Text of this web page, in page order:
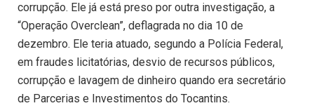
corrupção. Ele já está preso por outra investigação, a
“Operação Overclean”, deflagrada no dia 10 de
dezembro. Ele teria atuado, segundo a Polícia Federal,
em fraudes licitatórias, desvio de recursos públicos,
corrupção e lavagem de dinheiro quando era secretário
de Parcerias e Investimentos do Tocantins.